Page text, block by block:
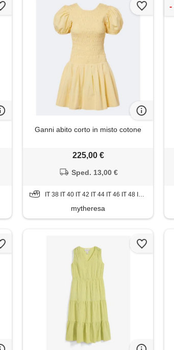
Ganni abito corto in misto cotone
225,00 €
Sped. 13,00 €
IT 38 IT 40 IT 42 IT 44 IT 46 IT 48 IT 50
mytheresa